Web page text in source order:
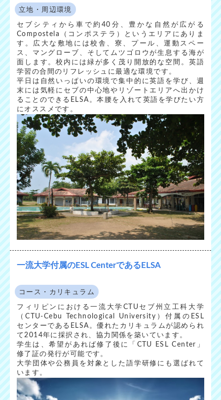
立地・周辺環境
セブシティから車で約40分、豊かな自然が広がる
Compostela（コンポステラ）というエリアにありま
す。広大な敷地には校舎、寮、プール、運動スペー
ス、マングローブ、そしてムツゴロウが生息する海が
面します。校内には緑が多く茂り開放的な空間。英語
学習の合間のリフレッシュに最適な環境です。
平日は自然いっぱいの環境で集中的に英語を学び、週
末には気軽にセブの中心地やリゾートエリアへ出かけ
ることのできるELSA。本腰を入れて英語を学びたい方
にオススメです。
一流大学付属のESL CenterであるELSA
コース・カリキュラム
フィリピンにおける一流大学CTUセブ州立工科大学
（CTU-Cebu Technological University）付属のESL
センターであるELSA。優れたカリキュラムが認められ
て2014年に採択され、協力関係を築いています。
学生は、希望があれば修了後に「CTU ESL Center」
修了証の発行が可能です。
大学団体や公務員を対象とした語学研修にも選ばれて
います。